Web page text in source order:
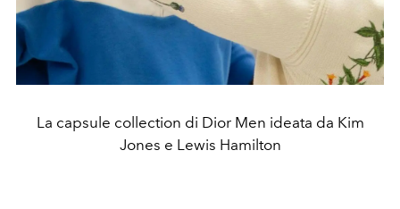
La capsule collection di Dior Men ideata da Kim
Jones e Lewis Hamilton